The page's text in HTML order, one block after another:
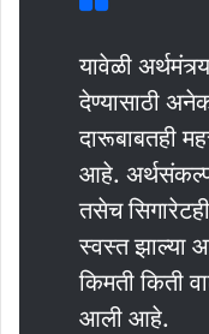
यावेळी
देण्यासाठी
दारूबाबतही
आहे.
तसेच
स्वस्त झाल्या
किमती किती
आली आहे.